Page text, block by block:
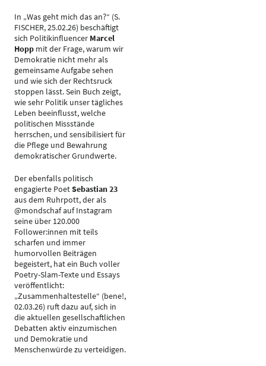
In „Was geht mich das an?“ (S.
FISCHER, 25.02.26) beschäftigt
sich Politikinfluencer Marcel
Hopp mit der Frage, warum wir
Demokratie nicht mehr als
gemeinsame Aufgabe sehen
und wie sich der Rechtsruck
stoppen lässt. Sein Buch zeigt,
wie sehr Politik unser tägliches
Leben beeinflusst, welche
politischen Missstände
herrschen, und sensibilisiert für
die Pflege und Bewahrung
demokratischer Grundwerte.
Der ebenfalls politisch
engagierte PoetSebastian 23
aus dem Ruhrpott, der als
@mondschaf auf Instagram
seine über 120.000
Follower:innen mit teils
scharfen und immer
humorvollen Beiträgen
begeistert, hat ein Buch voller
Poetry-Slam-Texte und Essays
veröffentlicht:
„Zusammenhaltestelle“ (bene!,
02.03.26) ruft dazu auf, sich in
die aktuellen gesellschaftlichen
Debatten aktiv einzumischen
und Demokratie und
Menschenwürde zu verteidigen.